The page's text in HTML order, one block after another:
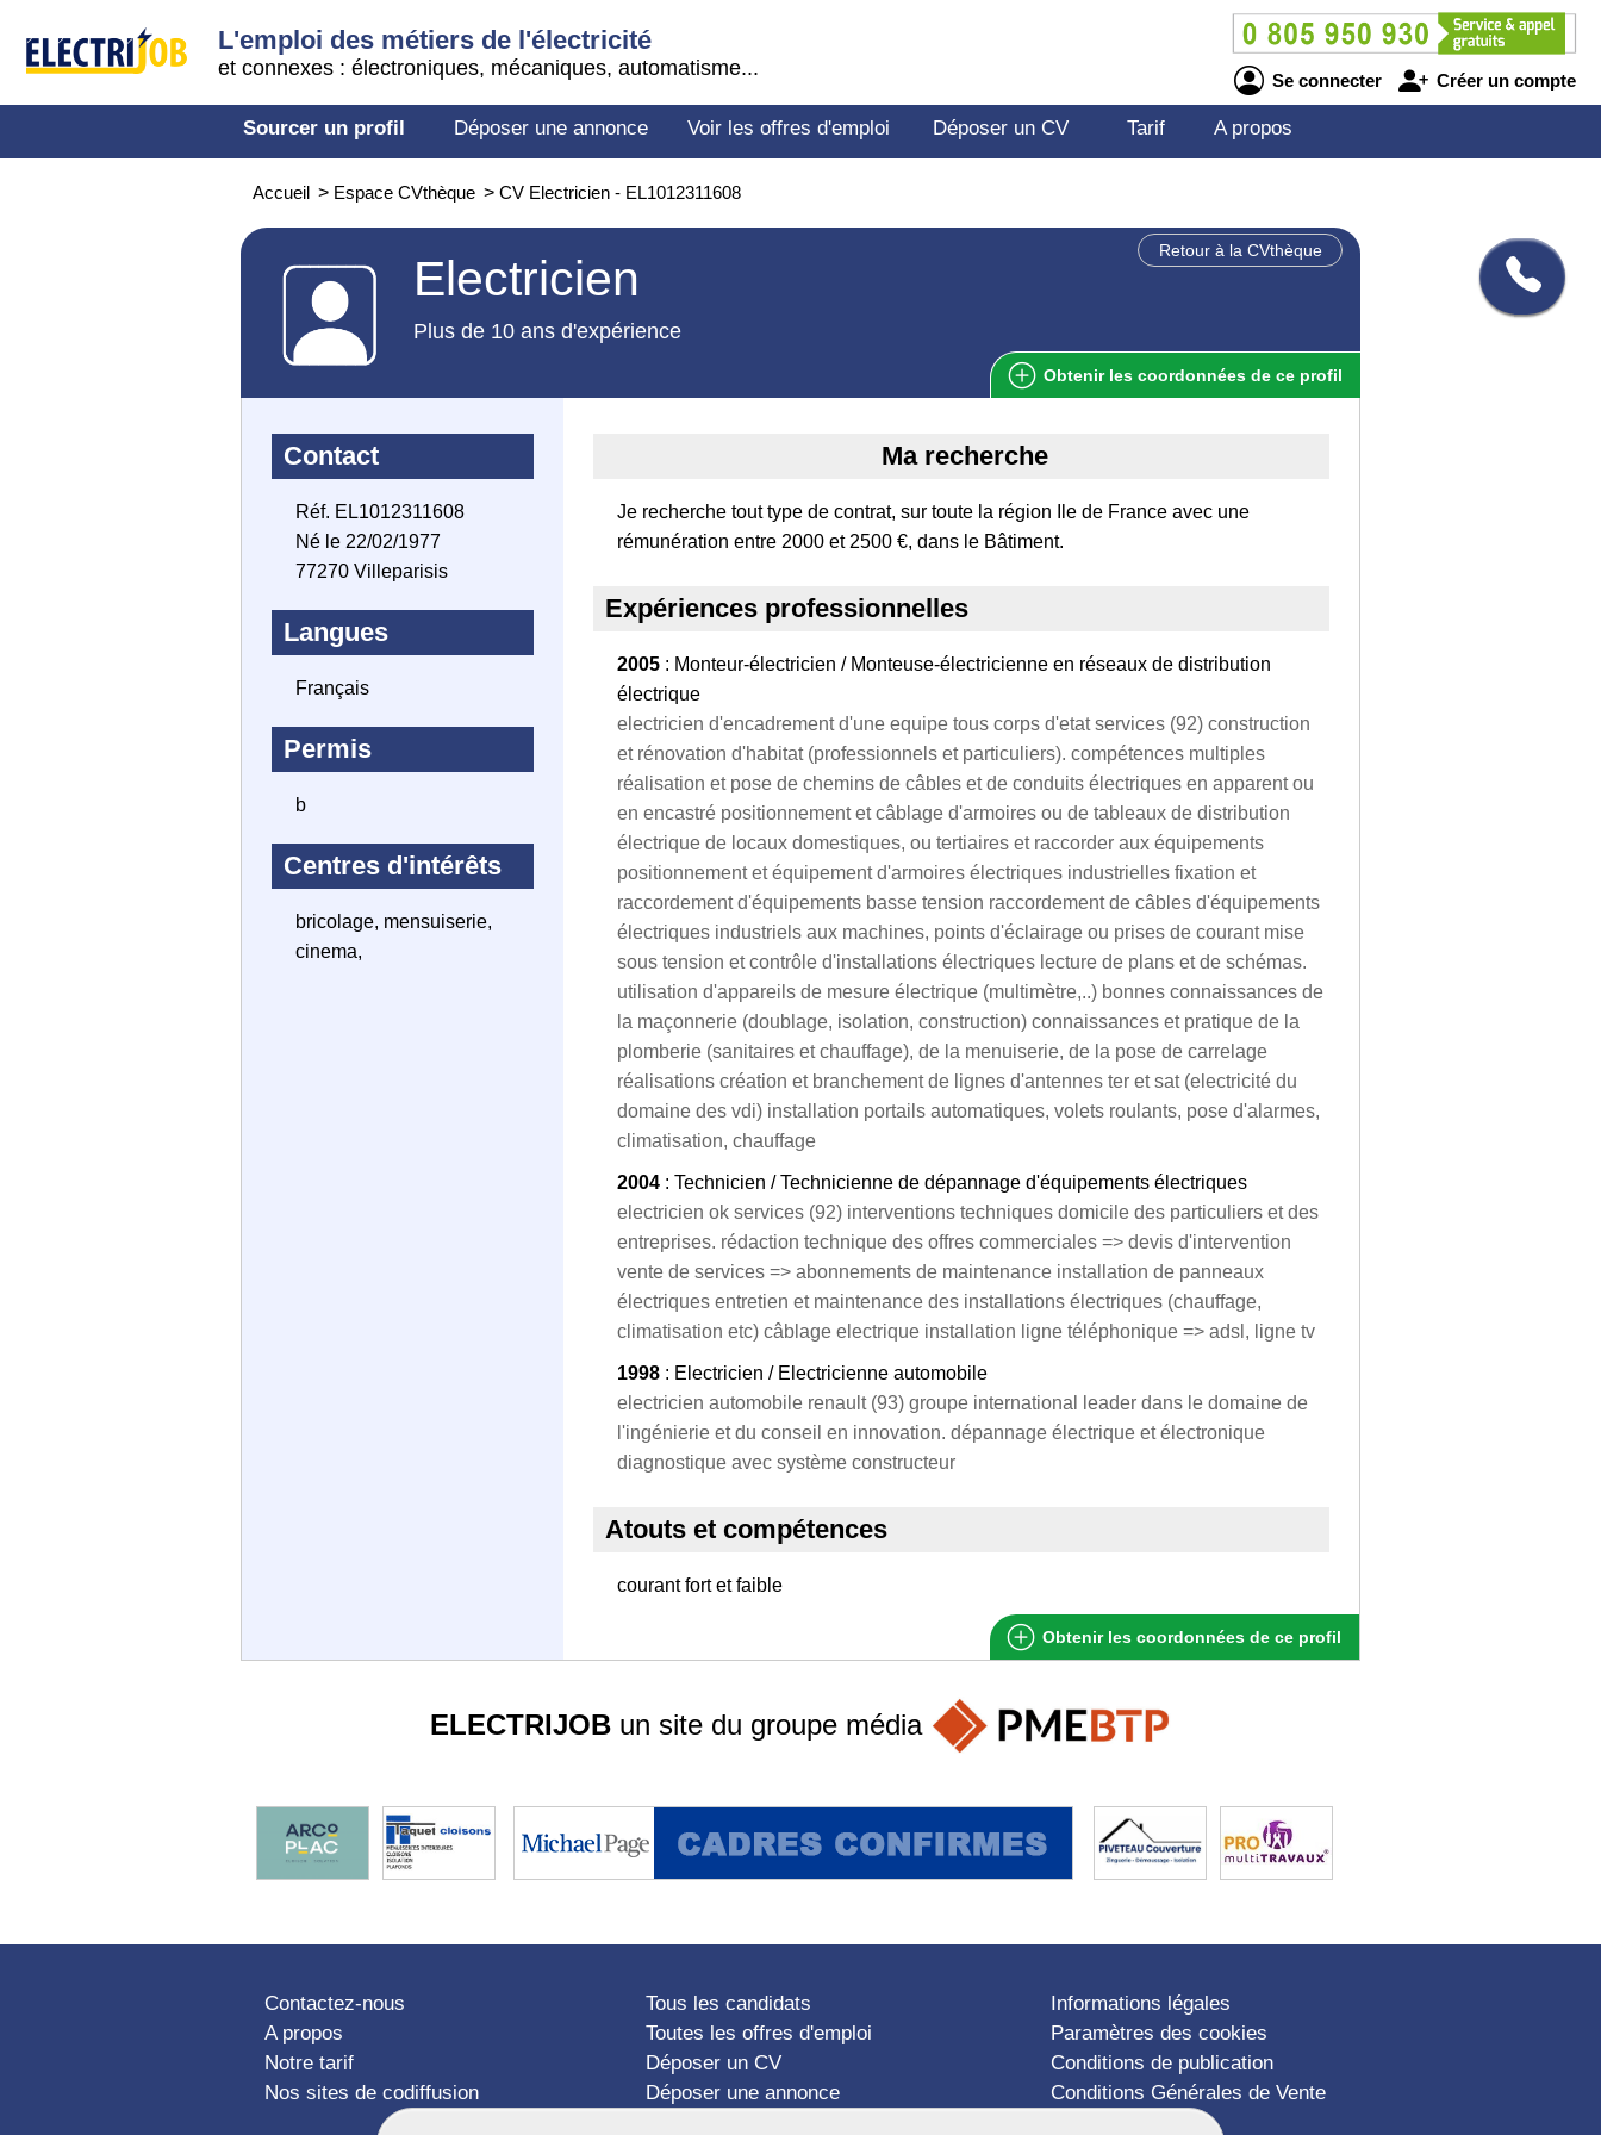
L'emploi des métiers de l'électricité
et connexes : électroniques, mécaniques, automatisme...
Se connecter Créer un compte
Sourcer un profil Déposer une annonce Voir les offres d'emploi Déposer un CV Tarif A propos
Accueil > Espace CVthèque > CV Electricien - EL1012311608
Retour à la CVthèque
Electricien
Plus de 10 ans d'expérience
Obtenir les coordonnées de ce profil
Contact
Réf. EL1012311608
Né le 22/02/1977
77270 Villeparisis
Langues
Français
Permis
b
Centres d'intérêts
bricolage, mensuiserie,
cinema,
Ma recherche
Je recherche tout type de contrat, sur toute la région Ile de France avec une
rémunération entre 2000 et 2500 €, dans le Bâtiment.
Expériences professionnelles
2005 : Monteur-électricien / Monteuse-électricienne en réseaux de distribution
électrique
electricien d'encadrement d'une equipe tous corps d'etat services (92) construction
et rénovation d'habitat (professionnels et particuliers). compétences multiples
réalisation et pose de chemins de câbles et de conduits électriques en apparent ou
en encastré positionnement et câblage d'armoires ou de tableaux de distribution
électrique de locaux domestiques, ou tertiaires et raccorder aux équipements
positionnement et équipement d'armoires électriques industrielles fixation et
raccordement d'équipements basse tension raccordement de câbles d'équipements
électriques industriels aux machines, points d'éclairage ou prises de courant mise
sous tension et contrôle d'installations électriques lecture de plans et de schémas.
utilisation d'appareils de mesure électrique (multimètre,..) bonnes connaissances de
la maçonnerie (doublage, isolation, construction) connaissances et pratique de la
plomberie (sanitaires et chauffage), de la menuiserie, de la pose de carrelage
réalisations création et branchement de lignes d'antennes ter et sat (electricité du
domaine des vdi) installation portails automatiques, volets roulants, pose d'alarmes,
climatisation, chauffage
2004 : Technicien / Technicienne de dépannage d'équipements électriques
electricien ok services (92) interventions techniques domicile des particuliers et des
entreprises. rédaction technique des offres commerciales => devis d'intervention
vente de services => abonnements de maintenance installation de panneaux
électriques entretien et maintenance des installations électriques (chauffage,
climatisation etc) câblage electrique installation ligne téléphonique => adsl, ligne tv
1998 : Electricien / Electricienne automobile
electricien automobile renault (93) groupe international leader dans le domaine de
l'ingénierie et du conseil en innovation. dépannage électrique et électronique
diagnostique avec système constructeur
Atouts et compétences
courant fort et faible
Obtenir les coordonnées de ce profil
ELECTRIJOBun site du groupe média
Contactez-nous
A propos
Notre tarif
Nos sites de codiffusion
Tous les candidats
Toutes les offres d'emploi
Déposer un CV
Déposer une annonce
Informations légales
Paramètres des cookies
Conditions de publication
Conditions Générales de Vente